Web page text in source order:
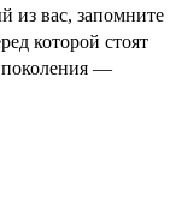
вас, запомните
которой стоят
поколения —